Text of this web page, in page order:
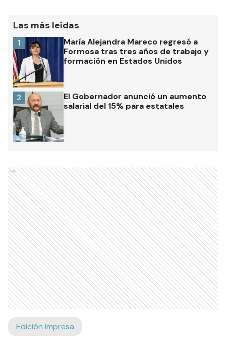
Las más leídas
María Alejandra Mareco regresó a
Formosa tras tres años de trabajo y
formación en Estados Unidos
1
El Gobernador anunció un aumento
salarial del 15% para estatales
2
Ads
Edición Impresa